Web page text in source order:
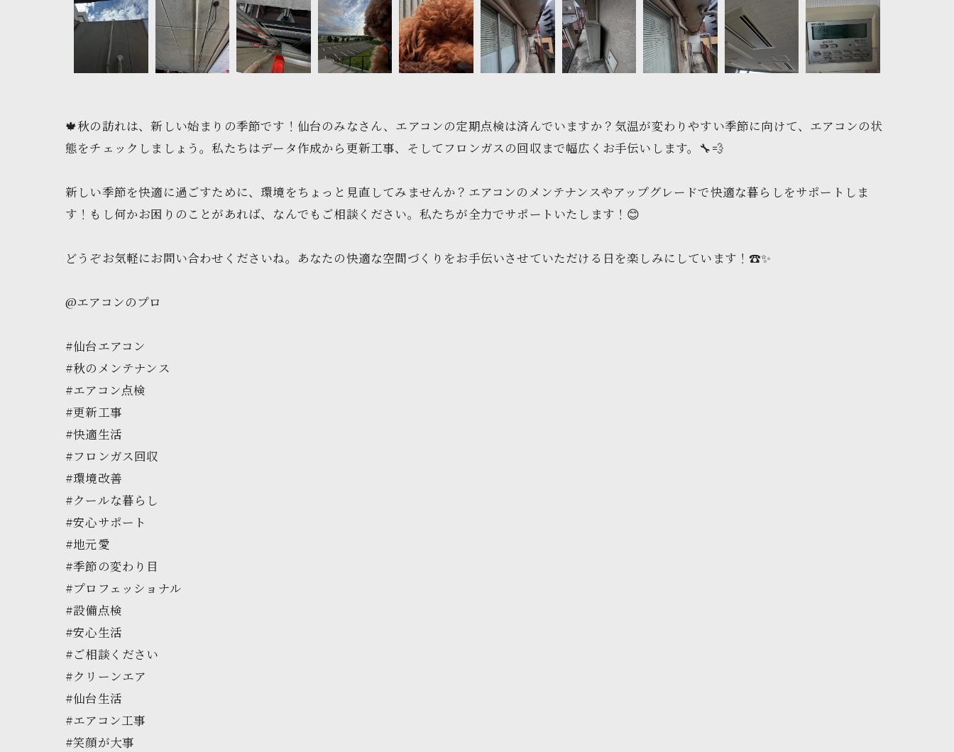
🍁秋の訪れは、新しい始まりの季節です！仙台のみなさん、エアコンの定期点検は済んでいますか？気温が変わりやすい季節に向けて、エアコンの状
態をチェックしましょう。私たちはデータ作成から更新工事、そしてフロンガスの回収まで幅広くお手伝いします。🔧💨
新しい季節を快適に過ごすために、環境をちょっと見直してみませんか？エアコンのメンテナンスやアップグレードで快適な暮らしをサポートしま
す！もし何かお困りのことがあれば、なんでもご相談ください。私たちが全力でサポートいたします！😊
どうぞお気軽にお問い合わせくださいね。あなたの快適な空間づくりをお手伝いさせていただける日を楽しみにしています！☎️✨
@エアコンのプロ
#仙台エアコン
#秋のメンテナンス
#エアコン点検
#更新工事
#快適生活
#フロンガス回収
#環境改善
#クールな暮らし
#安心サポート
#地元愛
#季節の変わり目
#プロフェッショナル
#設備点検
#安心生活
#ご相談ください
#クリーンエア
#仙台生活
#エアコン工事
#笑顔が大事